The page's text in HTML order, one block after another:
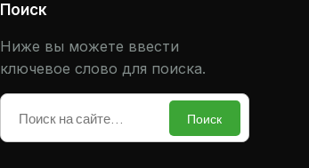
Поиск
Ниже вы можете ввести
ключевое слово для поиска.
Поиск